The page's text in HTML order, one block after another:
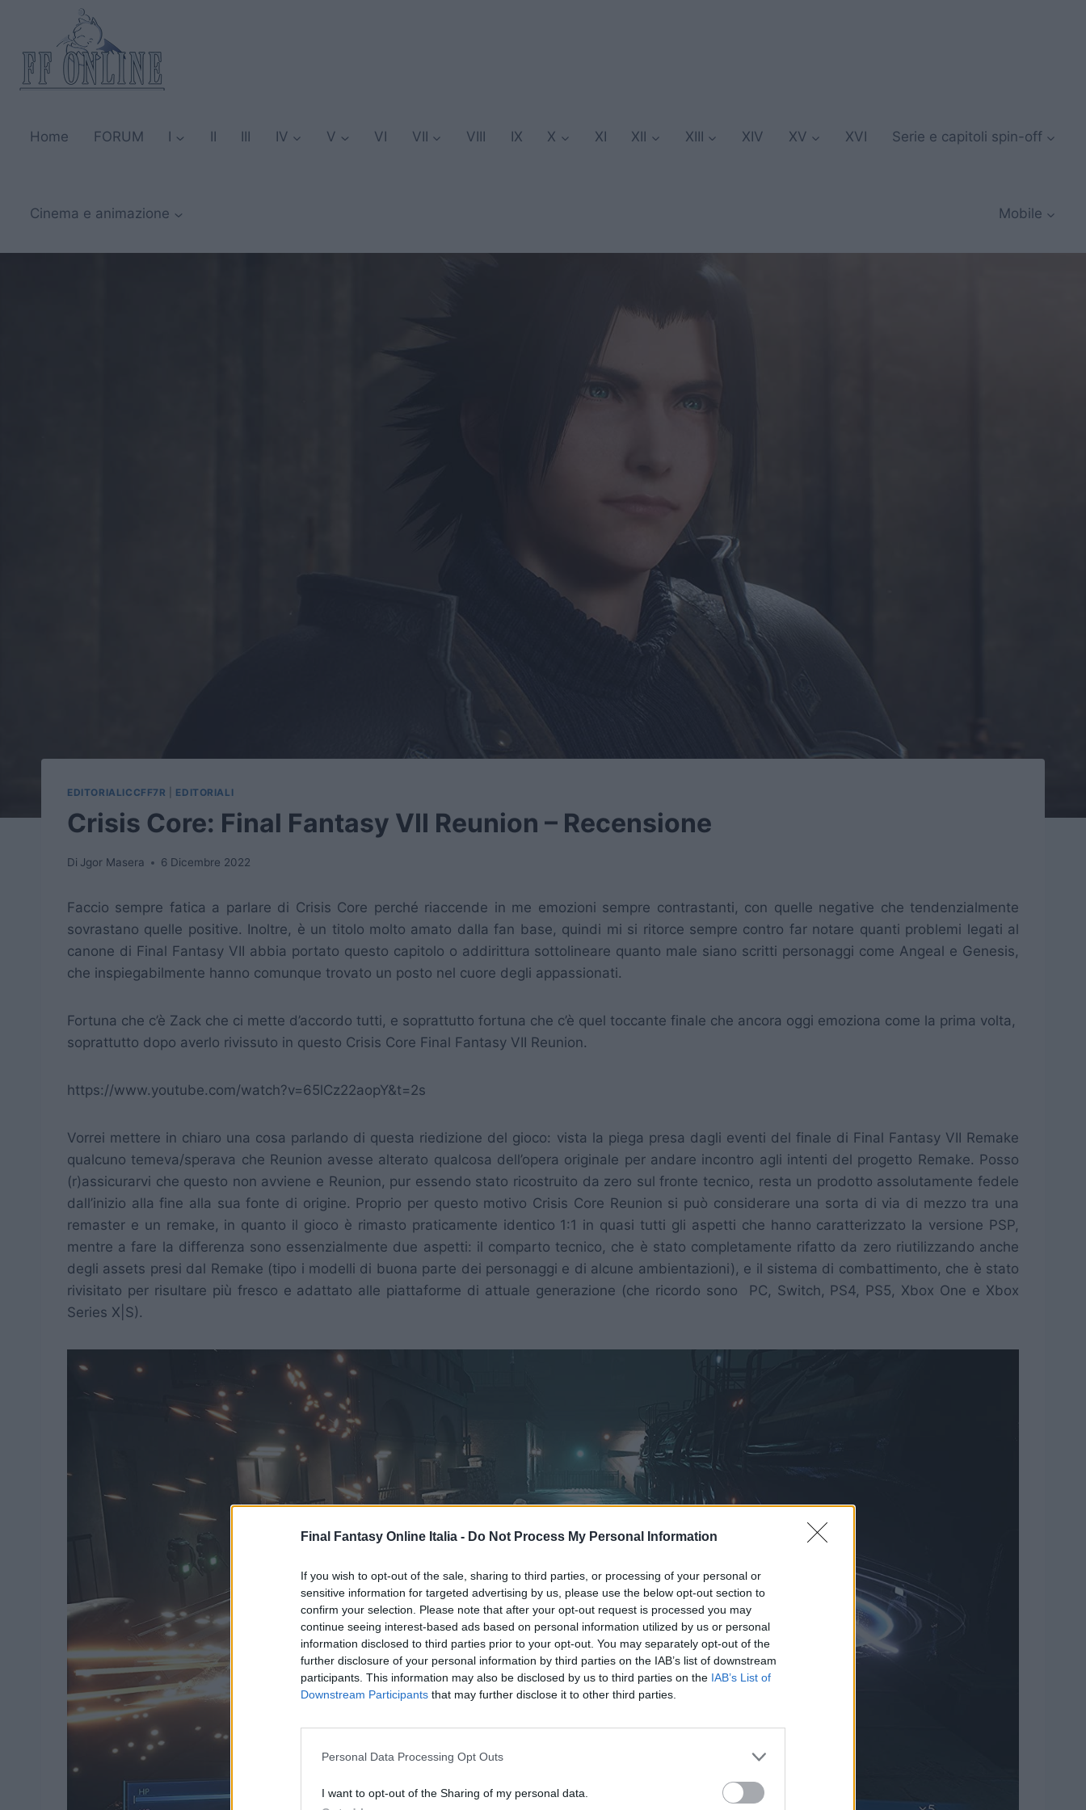
Final Fantasy Online Italia - Do Not Process My Personal Information
If you wish to opt-out of the sale, sharing to third parties, or processing of your personal or
sensitive information for targeted advertising by us, please use the below opt-out section to
confirm your selection. Please note that after your opt-out request is processed you may
continue seeing interest-based ads based on personal information utilized by us or personal
information disclosed to third parties prior to your opt-out. You may separately opt-out of the
further disclosure of your personal information by third parties on the IAB’s list of downstream
participants. This information may also be disclosed by us to third parties on the IAB’s List of
Downstream Participants that may further disclose it to other third parties.
Personal Data Processing Opt Outs
I want to opt-out of the Sharing of my personal data.
contenuto
Home FORUM I II III IV V VI VII VIII IX X XI XII XIII XIV XV XVI Serie e capitoli spin-off
Cinema e animazione Mobile
EDITORIALICCFF7R EDITORIALI
Crisis Core: Final Fantasy VII Reunion – Recensione
Di Jgor Masera 6 Dicembre 2022
Faccio sempre fatica a parlare di Crisis Core perché riaccende in me emozioni sempre contrastanti, con quelle negative che tendenzialmente
sovrastano quelle positive. Inoltre, è un titolo molto amato dalla fan base, quindi mi si ritorce sempre contro far notare quanti problemi legati al
canone di Final Fantasy VII abbia portato questo capitolo o addirittura sottolineare quanto male siano scritti personaggi come Angeal e Genesis,
che inspiegabilmente hanno comunque trovato un posto nel cuore degli appassionati.
Fortuna che c’è Zack che ci mette d’accordo tutti, e soprattutto fortuna che c’è quel toccante finale che ancora oggi emoziona come la prima volta,
soprattutto dopo averlo rivissuto in questo Crisis Core Final Fantasy VII Reunion.
https://www.youtube.com/watch?v=65lCz22aopY&t=2s
Vorrei mettere in chiaro una cosa parlando di questa riedizione del gioco: vista la piega presa dagli eventi del finale di Final Fantasy VII Remake
qualcuno temeva/sperava che Reunion avesse alterato qualcosa dell’opera originale per andare incontro agli intenti del progetto Remake. Posso
(r)assicurarvi che questo non avviene e Reunion, pur essendo stato ricostruito da zero sul fronte tecnico, resta un prodotto assolutamente fedele
dall’inizio alla fine alla sua fonte di origine. Proprio per questo motivo Crisis Core Reunion si può considerare una sorta di via di mezzo tra una
remaster e un remake, in quanto il gioco è rimasto praticamente identico 1:1 in quasi tutti gli aspetti che hanno caratterizzato la versione PSP,
mentre a fare la differenza sono essenzialmente due aspetti: il comparto tecnico, che è stato completamente rifatto da zero riutilizzando anche
degli assets presi dal Remake (tipo i modelli di buona parte dei personaggi e di alcune ambientazioni), e il sistema di combattimento, che è stato
rivisitato per risultare più fresco e adattato alle piattaforme di attuale generazione (che ricordo sono PC, Switch, PS4, PS5, Xbox One e Xbox
Series X|S).